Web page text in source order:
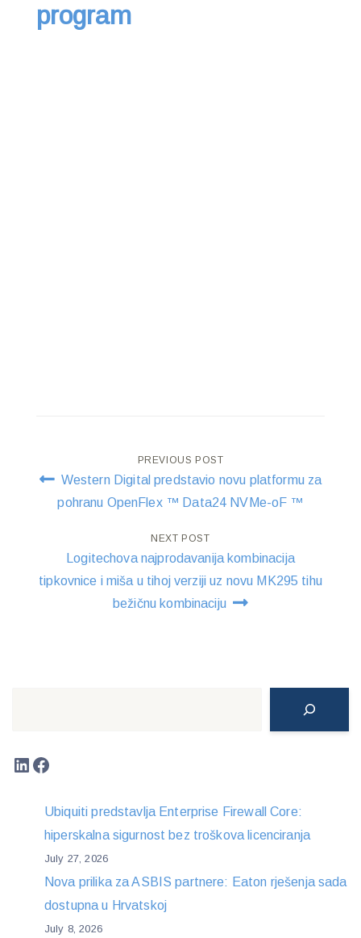
program
Post
navigation
PREVIOUS POST
Western Digital predstavio novu platformu za
pohranu OpenFlex ™ Data24 NVMe-oF ™
NEXT POST
Logitechova najprodavanija kombinacija
tipkovnice i miša u tihoj verziji uz novu MK295 tihu
bežičnu kombinaciju
LinkedIn
Facebook
Ubiquiti predstavlja Enterprise Firewall Core:
hiperskalna sigurnost bez troškova licenciranja
July 27, 2026
Nova prilika za ASBIS partnere: Eaton rješenja sada
dostupna u Hrvatskoj
July 8, 2026